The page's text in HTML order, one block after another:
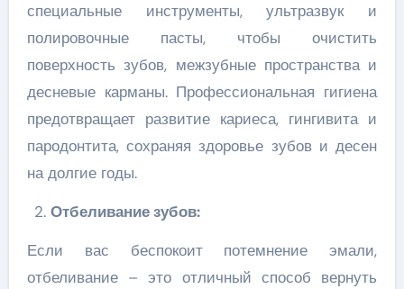
специальные инструменты, ультразвук и
полировочные пасты, чтобы очистить
поверхность зубов, межзубные пространства и
десневые карманы. Профессиональная гигиена
предотвращает развитие кариеса, гингивита и
пародонтита, сохраняя здоровье зубов и десен
на долгие годы.
Отбеливание зубов:
Если вас беспокоит потемнение эмали,
отбеливание – это отличный способ вернуть